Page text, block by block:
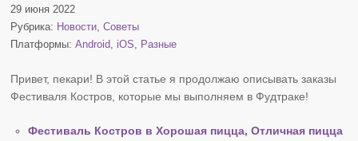
29 июня 2022
Рубрика: Новости,Советы
Платформы:Android, iOS, Разные
Привет, пекари! В этой статье я продолжаю описывать заказы
Фестиваля Костров , которые мы выполняем в Фудтраке!
Фестиваль Костров в Хорошая пицца, Отличная пицца